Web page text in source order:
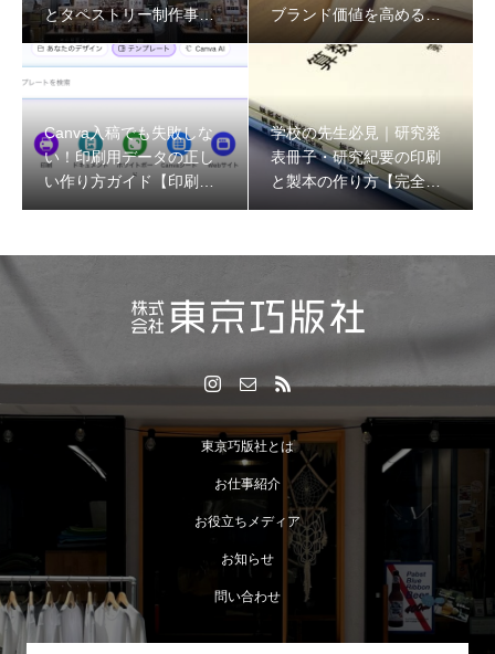
とタペストリー制作事例
をプロが解説
ブランド価値を高める什
器の作り方
Canva入稿でも失敗しな
い！印刷用データの正し
い作り方ガイド【印刷会
学校の先生必見｜研究発
表冊子・研究紀要の印刷
と製本の作り方【完全ガ
東京巧版社とは
お仕事紹介
お役立ちメディア
お知らせ
問い合わせ